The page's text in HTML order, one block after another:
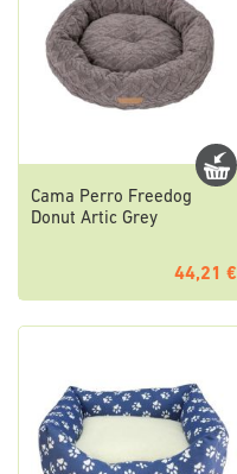
Cama Perro Freedog
Donut Artic Grey
44,21 €